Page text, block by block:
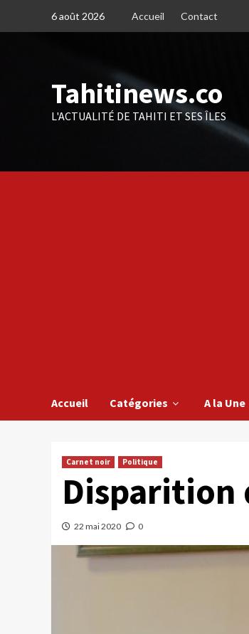
6 août 2026 Accueil Contact
Tahitinews.co
L'ACTUALITÉ DE TAHITI ET SES ÎLES
Accueil Catégories A la Une
Carnet noir Politique
Disparition
22 mai 2020 0